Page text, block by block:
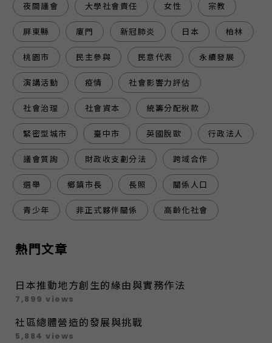
夜間議會 大學社會責任 女性 宗教
屏東縣 廈門 新冠肺炎 日本 柏林
桃園市 民主參與 民意代表 永續發展
演講活動 疫情 社會影響力評估
社會治理 社會資本 統籌分配稅款
緊密型城市 臺中市 英國脫歐 行政法人
議會質詢 財政收支劃分法 跨域合作
選舉 鄉鎮市長 長照 關係人口
青少年 非正式夥伴關係 高齡化社會
熱門文章
日本推動地方創生的緣由與實務作法
7,899 views
社區總體營造的發展與挑戰
5,884 views